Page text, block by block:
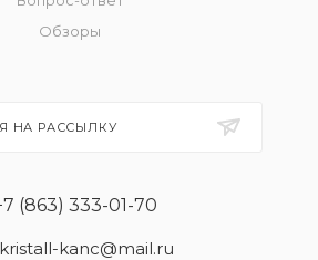
Обзоры
НА РАССЫЛКУ
(863) 333-01-70
kristall-kanc@mail.ru